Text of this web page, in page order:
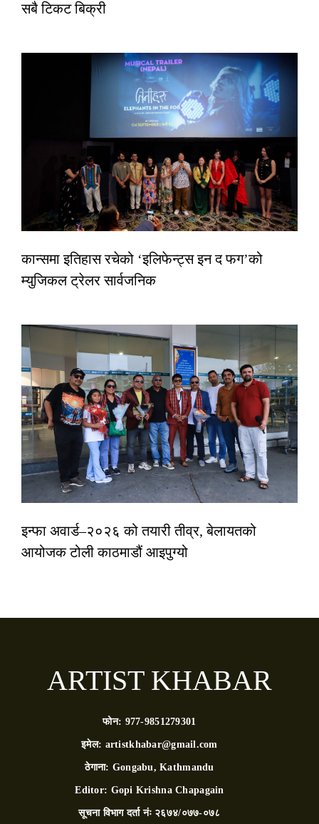
सबै टिकट बिक्री
कान्समा इतिहास रचेको ‘इलिफेन्ट्स इन द फग’को
म्युजिकल ट्रेलर सार्वजनिक
इन्फा अवार्ड–२०२६ को तयारी तीव्र, बेलायतको
आयोजक टोली काठमाडौं आइपुग्यो
ARTIST KHABAR
फोन: 977-9851279301
इमेल: artistkhabar@gmail.com
ठेगाना: Gongabu, Kathmandu
Editor: Gopi Krishna Chapagain
सूचना विभाग दर्ता नंः २६७४/०७७-०७८